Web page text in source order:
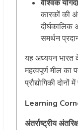
वैश्विक
कारकों की
दीर्घकालिक
समर्थन
यह अध्ययन भारत
महत्वपूर्ण मील का
प्रौद्योगिकी दोनों
Learning
अंतर्राष्ट्रीय